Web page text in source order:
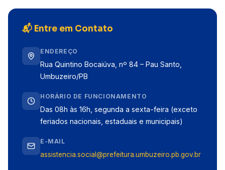
📬 Entre em Contato
ENDEREÇO
Rua Quintino Bocaiúva, nº 84 – Pau Santo,
Umbuzeiro/PB
HORÁRIO DE FUNCIONAMENTO
Das 08h às 16h, segunda a sexta-feira (exceto
feriados nacionais, estaduais e municipais)
E-MAIL
assistencia.social@prefeitura.umbuzeiro.pb.gov.br